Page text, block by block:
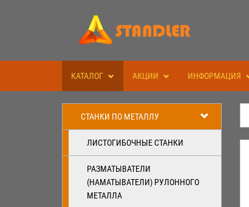
КАТАЛОГ АКЦИИ ИНФОРМАЦИЯ
СТАНКИ ПО МЕТАЛЛУ
ЛИСТОГИБОЧНЫЕ СТАНКИ
РАЗМАТЫВАТЕЛИ
(НАМАТЫВАТЕЛИ) РУЛОННОГО
МЕТАЛЛА